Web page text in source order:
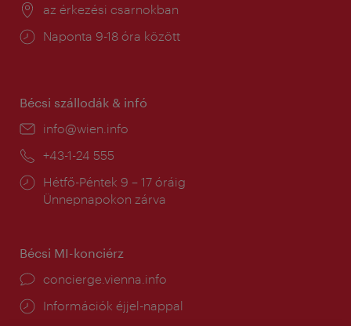
Helyszín:
az érkezési csarnokban
Nyitva
Naponta 9-18 óra között
Bécsi szállodák & infó
E-
info@wien.info
Telefon:
+43-1-24 555
Nyitva
tartás:
Hétfő-Péntek 9 – 17 óráig
Ünnepnapokon zárva
Bécsi MI-konciérz
concierge.vienna.info
Információk éjjel-nappal